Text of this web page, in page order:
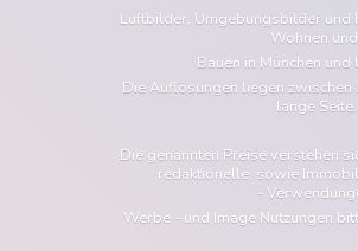
Luftbilder, Umgebungsbilder und
Wohnen und
Bauen in München und
Die Auflösungen liegen
lange Seite.
Die genannten Preise verstehen
redaktionelle, sowie
-
Werbe - und Image Nutzungen